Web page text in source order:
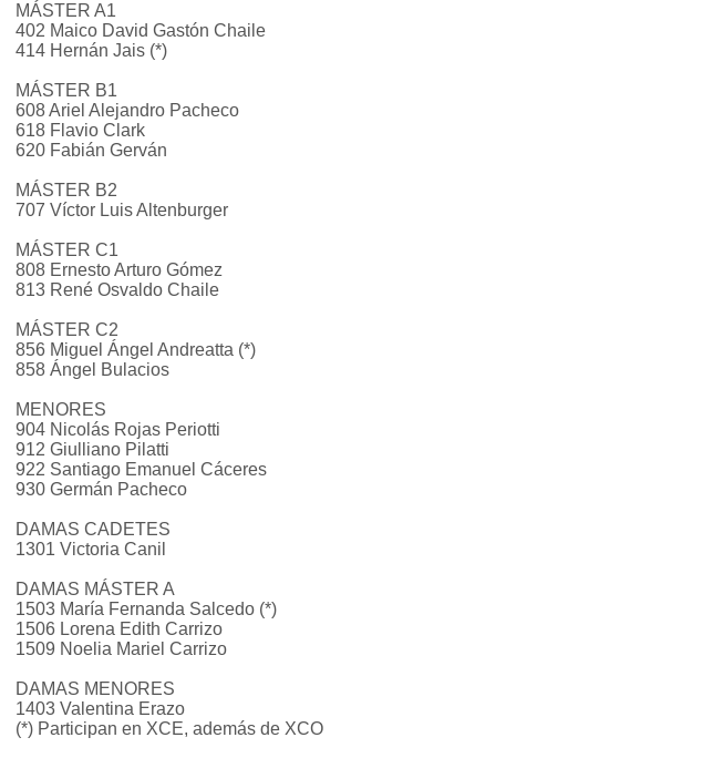
MÁSTER A1
402 Maico David Gastón Chaile
414 Hernán Jais (*)
MÁSTER B1
608 Ariel Alejandro Pacheco
618 Flavio Clark
620 Fabián Gerván
MÁSTER B2
707 Víctor Luis Altenburger
MÁSTER C1
808 Ernesto Arturo Gómez
813 René Osvaldo Chaile
MÁSTER C2
856 Miguel Ángel Andreatta (*)
858 Ángel Bulacios
MENORES
904 Nicolás Rojas Periotti
912 Giulliano Pilatti
922 Santiago Emanuel Cáceres
930 Germán Pacheco
DAMAS CADETES
1301 Victoria Canil
DAMAS MÁSTER A
1503 María Fernanda Salcedo (*)
1506 Lorena Edith Carrizo
1509 Noelia Mariel Carrizo
DAMAS MENORES
1403 Valentina Erazo
(*) Participan en XCE, además de XCO